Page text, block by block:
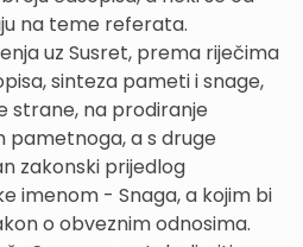
na teme referata.
uz Susret, prema riječima
sinteza pameti i snage,
strane, na prodiranje
a s druge
zakonski prijedlog
imenom - Snaga, a kojim bi
o obveznim odnosima.